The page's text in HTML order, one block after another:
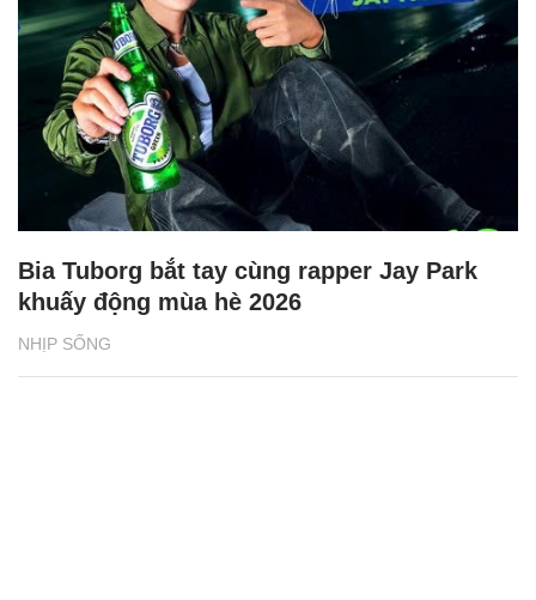
NHỊP SỐNG
Bia Tuborg bắt tay cùng rapper Jay Park
khuấy động mùa hè 2026